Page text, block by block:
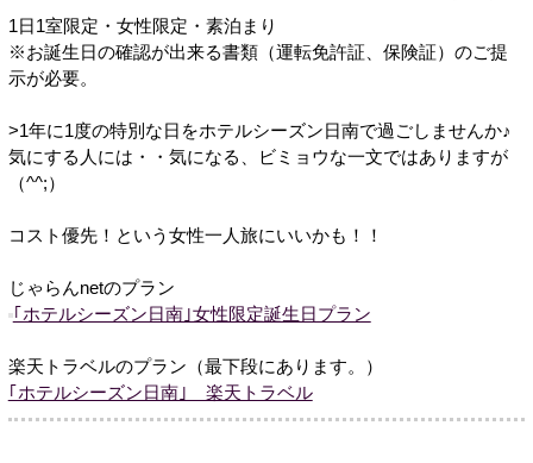
1日1室限定・女性限定・素泊まり
※お誕生日の確認が出来る書類（運転免許証、保険証）のご提
示が必要。
>1年に1度の特別な日をホテルシーズン日南で過ごしませんか♪
気にする人には・・気になる、ビミョウな一文ではありますが
（^^;）
コスト優先！という女性一人旅にいいかも！！
じゃらんnetのプラン
｢ホテルシーズン日南｣女性限定誕生日プラン
楽天トラベルのプラン（最下段にあります。）
｢ホテルシーズン日南｣ 楽天トラベル